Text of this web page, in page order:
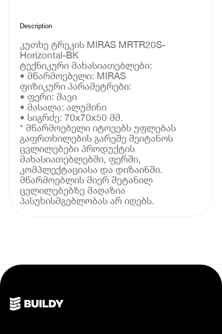
Description
კუთხე ტრეკის MIRAS MRTR20S-
Horizontal-BK
ტექნიკური მახასიათებლები:
• მწარმოებელი: MIRAS
ფიზიკური პარამეტრები:
• ფერი: შავი
• მასალა: ალუმინი
• სიგრძე: 70x70x50 მმ.
* მწარმოებელი იტოვებს უფლებას
გაფრთხილების გარეშე შეიტანოს
ცვლილებები პროდუქტის
მახასიათებლებში, ფერში,
კომპლექტაციასა და დიზაინში.
მწარმოებლის მიერ შეტანილ
ცვლილებებზე მაღაზია
პასუხისმგებლობას არ იღებს.